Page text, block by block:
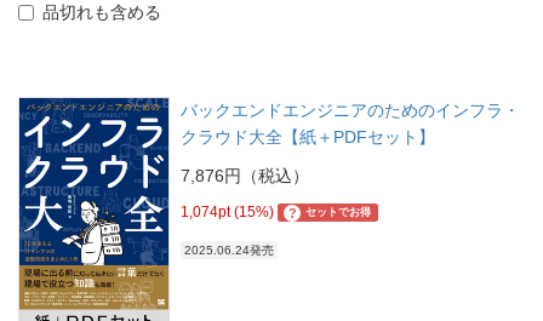
品切れも含める
バックエンドエンジニアのためのインフラ・
クラウド大全【紙＋PDFセット】
7,876円（税込）
1,074pt (15%) ? セットでお得
2025.06.24発売